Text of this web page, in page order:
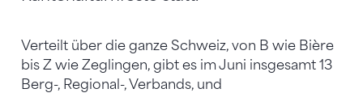
Verteilt über die ganze Schweiz, von B wie Bière
bis Z wie Zeglingen, gibt es im Juni insgesamt 13
Berg-, Regional-, Verbands, und